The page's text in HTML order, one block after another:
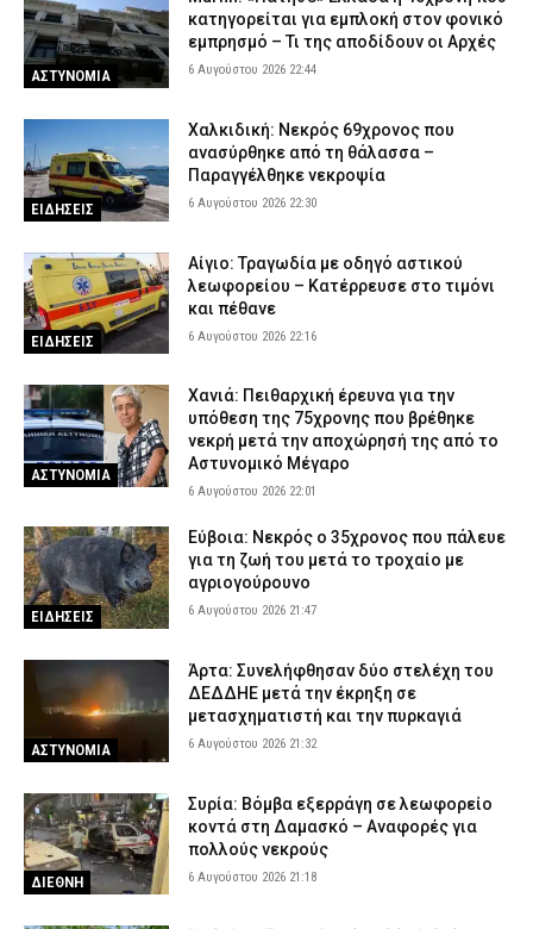
ΑΣΤΥΝΟΜΙΑ
κατηγορείται για εμπλοκή στον φονικό
εμπρησμό – Τι της αποδίδουν οι Αρχές
6 Αυγούστου 2026 22:44
ΕΙΔΗΣΕΙΣ
Χαλκιδική: Νεκρός 69χρονος που
ανασύρθηκε από τη θάλασσα –
Παραγγέλθηκε νεκροψία
6 Αυγούστου 2026 22:30
ΕΙΔΗΣΕΙΣ
Αίγιο: Τραγωδία με οδηγό αστικού
λεωφορείου – Κατέρρευσε στο τιμόνι
και πέθανε
6 Αυγούστου 2026 22:16
ΑΣΤΥΝΟΜΙΑ
Χανιά: Πειθαρχική έρευνα για την
υπόθεση της 75χρονης που βρέθηκε
νεκρή μετά την αποχώρησή της από το
Αστυνομικό Μέγαρο
6 Αυγούστου 2026 22:01
ΕΙΔΗΣΕΙΣ
Εύβοια: Νεκρός ο 35χρονος που πάλευε
για τη ζωή του μετά το τροχαίο με
αγριογούρουνο
6 Αυγούστου 2026 21:47
ΑΣΤΥΝΟΜΙΑ
Άρτα: Συνελήφθησαν δύο στελέχη του
ΔΕΔΔΗΕ μετά την έκρηξη σε
μετασχηματιστή και την πυρκαγιά
6 Αυγούστου 2026 21:32
ΔΙΕΘΝΗ
Συρία: Βόμβα εξερράγη σε λεωφορείο
κοντά στη Δαμασκό – Αναφορές για
πολλούς νεκρούς
6 Αυγούστου 2026 21:18